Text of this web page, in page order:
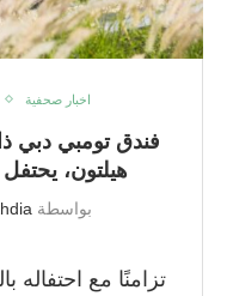
اخبار صحفية
فندق تومبي دبي
هيلتون،
بواسطة
تزامنًا مع احتفاله